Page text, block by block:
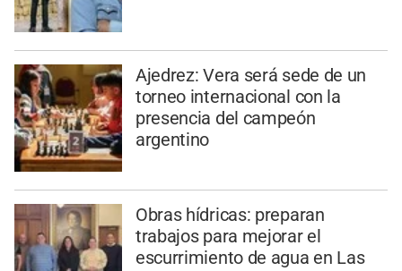
Ajedrez: Vera será sede de un
torneo internacional con la
presencia del campeón
argentino
Obras hídricas: preparan
trabajos para mejorar el
escurrimiento de agua en Las